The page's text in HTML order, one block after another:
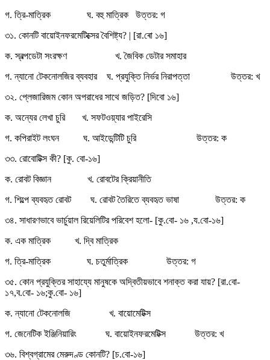
গ. ত্রি-মাত্রিক ঘ. বহু মাত্রিক উত্তর: গ
৩১. কোনটি বায়োইনফরমেটিক্সের বৈশিষ্ট্য? | [রা.ৰো ১৬]
ক. স্বল্পডেটা সংরক্ষণ খ. জৈবিক ডেটার সমাহার
গ. ন্যানো টেকনোলজির ব্যবহার ঘ. প্রযুক্তি নির্ভর নিরাপত্তা উত্তর: খ
৩২. প্লেজারিজম কোন অপরাধের সাথে জড়িত? [দিবো ১৬]
ক. অন্যের লেখা চুরি খ. সফটওয়্যার পাইরেসি
গ. কপিরাইট লংঘন ঘ. আইডেন্টিটি চুরি উত্তর: ক
৩৩. রোবোটিক্স কী? [কু. বো-১৬]
ক. রোবট বিজ্ঞান খ. রোবটের ক্রিয়ানীতি
গ. শিল্পে ব্যবহৃত রোবট ঘ. রোবট তৈরিতে ব্যবহৃত ভাষা উত্তর: ক
৩৪. সাধারণভাবে ভার্চুয়াল রিয়েলিটির পরিবেশ হলো- [কু.বো- ১৬ ,য.বো-১৬]
ক. এক মাত্রিক খ. দ্বি মাত্রিক
গ. ত্রি-মাত্রিক ঘ. চতুর্মাত্রিক উত্তর: গ
৩৫. কোন প্রযুক্তির সাহায্যে মানুষকে অদ্বিতীয়ভাবে শনাক্ত করা যায়? [রা.বো-
১৭,ব.বো- ১৬;কু.বো- ১৬]
ক. ন্যানো টেকনোলজি খ. বায়োমেটিক্স
গ. জেনেটিক ইঞ্জিনিয়ারিং ঘ. বায়োইনফরমেটিক্স উত্তর: খ
৩৬. বিশ্বগ্রামের মেরুদণ্ড কোনটি? [চ.বো-১৬]